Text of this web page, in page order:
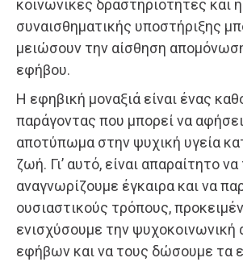
κοινωνικές δραστηριότητες και
συναισθηματικής υποστήριξης
μειώσουν την αίσθηση
εφήβου.
Η εφηβική μοναξιά είναι ένας
παράγοντας που μπορεί να
αποτύπωμα στην ψυχική υγεία
ζωή. Γι’ αυτό, είναι απαραίτητο να
αναγνωρίζουμε έγκαιρα και να
ουσιαστικούς τρόπους,
ενισχύσουμε την
εφήβων και να τους δώσουμε τα